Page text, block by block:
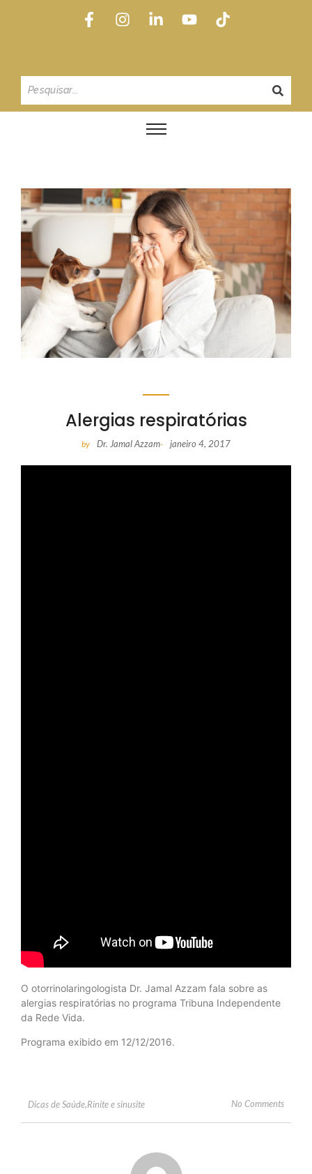
Alergias respiratórias
by Dr. Jamal Azzam- janeiro 4, 2017
O otorrinolaringologista Dr. Jamal Azzam fala sobre as
alergias respiratórias no programa Tribuna Independente
da Rede Vida.
Programa exibido em 12/12/2016.
Dicas de Saúde,Rinite e sinusite No Comments